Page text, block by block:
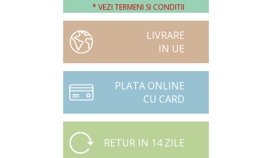
* VEZI TERMENI SI CONDITII
LIVRARE
IN UE
PLATA ONLINE
CU CARD
RETUR IN 14 ZILE